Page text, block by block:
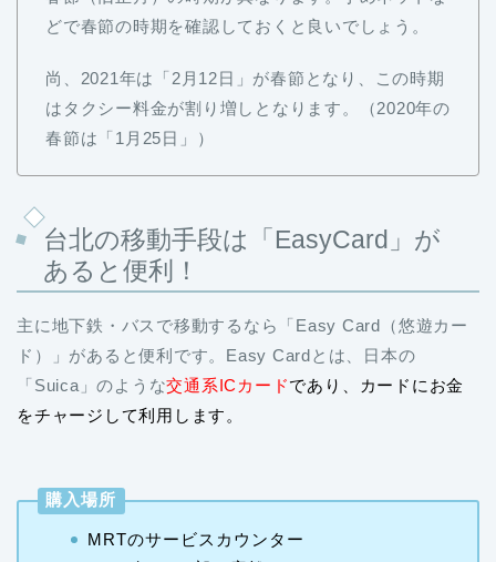
どで春節の時期を確認しておくと良いでしょう。
尚、2021年は「2月12日」が春節となり、この時期
はタクシー料金が割り増しとなります。（2020年の
春節は「1月25日」）
台北の移動手段は「EasyCard」が
あると便利！
主に地下鉄・バスで移動するなら「Easy Card（悠遊カー
ド）」があると便利です。Easy Cardとは、日本の
「Suica」のような交通系ICカードであり、カードにお金
をチャージして利用します。
購入場所
MRTのサービスカウンター